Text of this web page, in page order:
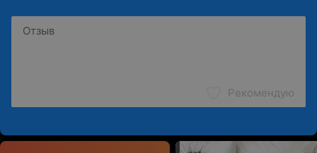
Рекомендую